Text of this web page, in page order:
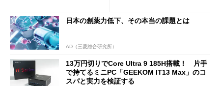
日本の創薬力低下、その本当の課題とは
AD（三菱総合研究所）
13万円切りでCore Ultra 9 185H搭載！ 片手
で持てるミニPC「GEEKOM IT13 Max」のコ
スパと実力を検証する